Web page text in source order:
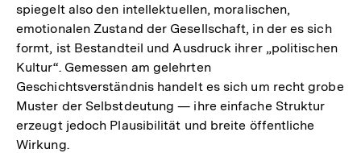
spiegelt also den intellektuellen, moralischen,
emotionalen Zustand der Gesellschaft, in der es sich
formt, ist Bestandteil und Ausdruck ihrer „politischen
Kultur“. Gemessen am gelehrten
Geschichtsverständnis handelt es sich um recht grobe
Muster der Selbstdeutung — ihre einfache Struktur
erzeugt jedoch Plausibilität und breite öffentliche
Wirkung.